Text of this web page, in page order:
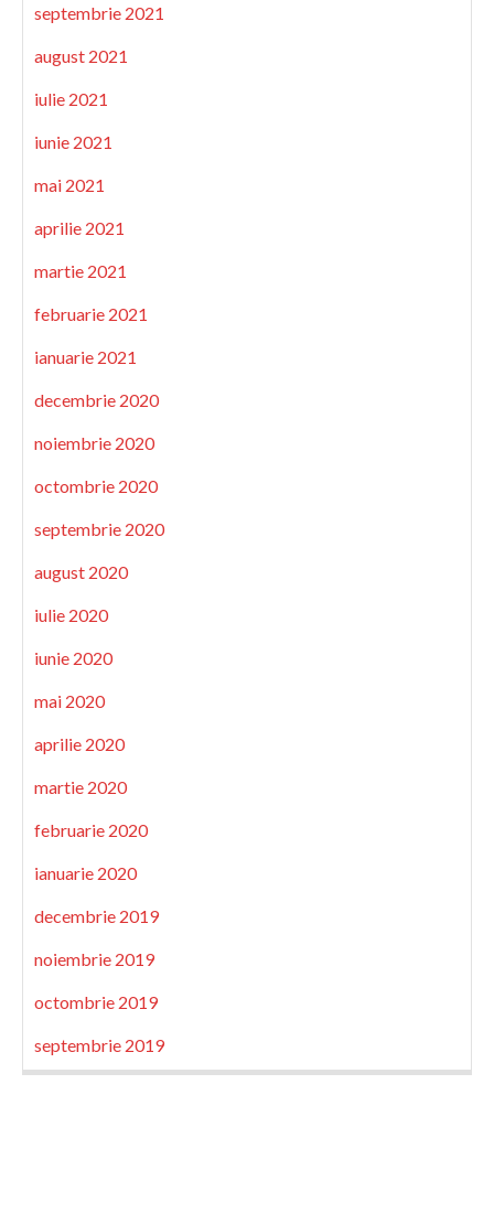
septembrie 2021
august 2021
iulie 2021
iunie 2021
mai 2021
aprilie 2021
martie 2021
februarie 2021
ianuarie 2021
decembrie 2020
noiembrie 2020
octombrie 2020
septembrie 2020
august 2020
iulie 2020
iunie 2020
mai 2020
aprilie 2020
martie 2020
februarie 2020
ianuarie 2020
decembrie 2019
noiembrie 2019
octombrie 2019
septembrie 2019